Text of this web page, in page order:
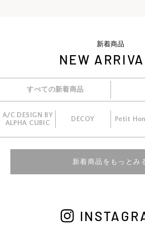
新着商品
NEW
すべての新着商品
A/C DESIGN BY
ALPHA CUBIC
DECOY Petit
新着商品をもっとみ